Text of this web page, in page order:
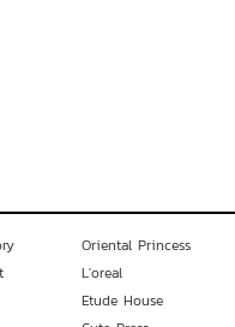
Oriental Princess
L'oreal
Etude House